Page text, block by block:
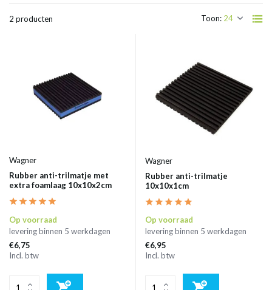
2 producten Toon:
Wagner
Rubber anti-trilmatje met
extra foamlaag 10x10x2cm
Op voorraad
levering binnen 5 werkdagen
€6,75
Incl. btw
Wagner
Rubber anti-trilmatje
10x10x1cm
Op voorraad
levering binnen 5 werkdagen
€6,95
Incl. btw